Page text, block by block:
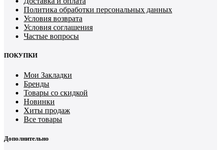
Политика обработки персональных данных
Условия возврата
Условия соглашения
Частые вопросы
ПОКУПКИ
Мои Закладки
Бренды
Товары со скидкой
Новинки
Хиты продаж
Все товары
Дополнительно